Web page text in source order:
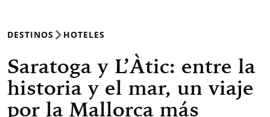
DESTINOS HOTELES
Saratoga y L’Àtic: entre la
historia y el mar, un viaje
por la Mallorca más